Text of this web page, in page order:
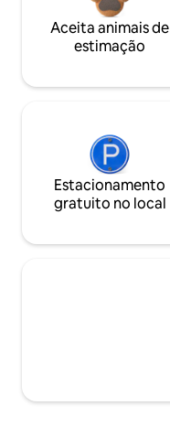
Aceita animais de
estimação
Estacionamento
gratuito no local